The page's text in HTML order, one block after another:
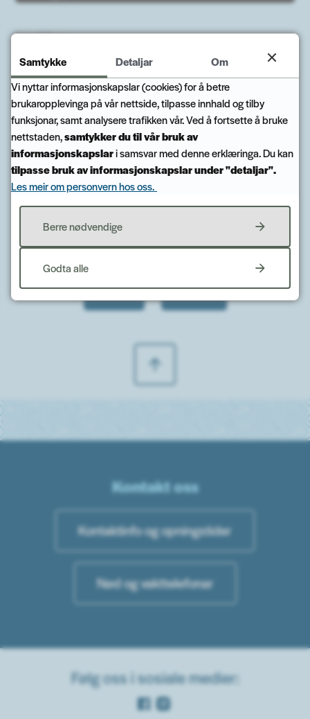
Lenkjer
Hjartestartarregisteret
Publisert 10.06.2024 13.23 Sist endra 21.11.2024 14.21
Fann du det du leita etter?
Ja Nei
Til toppen
Kontakt oss
Kontaktinfo og opningstider
Nød og vakttelefonar
Følg oss i sosiale medier:
FacebookInstagram
Samtykke Detaljar
Om
Vi nyttar informasjonskapslar (cookies) for å betre
brukaropplevinga på vår nettside, tilpasse innhald og tilby
funksjonar, samt analysere trafikken vår. Ved å fortsette å bruke
nettstaden,samtykker du til vår bruk av
informasjonskapslari samsvar med denne erklæringa. Du kan
tilpasse bruk av informasjonskapslar under "detaljar".
Les meir om personvern hos oss.
Berre nødvendige
Godta alle